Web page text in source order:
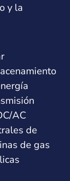
y la
AC
de
de gas